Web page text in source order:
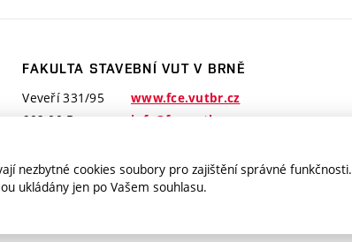
FAKULTA STAVEBNÍ VUT V BRNĚ
Veveří 331/95
602 00 Brno
www.fce.vutbr.cz
info@fce.vutbr.cz
nezbytné cookies soubory pro zajištění správné funkčnosti.
ukládány jen po Vašem souhlasu.